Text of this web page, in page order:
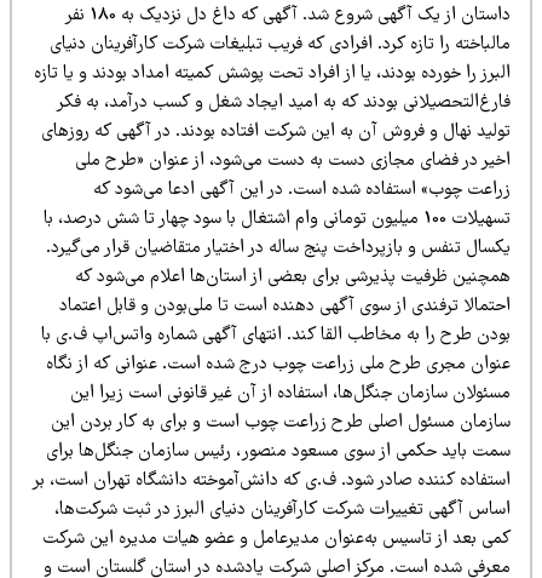
داستان از یک آگهی شروع شد. آگهی که داغ دل نزدیک به 180 نفر
را تازه کرد. افرادی که فریب تبلیغات شرکت کارآفرینان دنیای
را خورده بودند، یا از افراد تحت پوشش کمیته امداد بودند و یا تازه
بودند که به امید ایجاد شغل و کسب درآمد، به فکر
نهال و فروش آن به این شرکت افتاده بودند. در آگهی که روزهای
در فضای مجازی دست به دست می‌شود، از عنوان «طرح ملی
چوب» استفاده شده است. در این آگهی ادعا می‌شود که
تسهیلات 100 میلیون تومانی وام اشتغال با سود چهار تا شش درصد، با
تنفس و بازپرداخت پنج ساله در اختیار متقاضیان قرار می‌گیرد.
ظرفیت پذیرشی برای بعضی از استان‌ها اعلام می‌شود که
ترفندی از سوی آگهی دهنده است تا ملی‌بودن و قابل اعتماد
طرح را به مخاطب القا کند. انتهای آگهی شماره واتس‌اپ ف.ی با
مجری طرح ملی زراعت چوب درج شده است. عنوانی که از نگاه
سازمان جنگل‌ها، استفاده از آن غیر قانونی است زیرا این
مسئول اصلی طرح زراعت چوب است و برای به کار بردن این
باید حکمی از سوی مسعود منصور، رئیس سازمان جنگل‌ها برای
کننده صادر شود. ف.ی که دانش‌آموخته دانشگاه تهران است، بر
آگهی‌ تغییرات شرکت کارآفرینان دنیای البرز در ثبت شرکت‌ها،
بعد از تاسیس به‌عنوان مدیرعامل و عضو هیات مدیره این شرکت
شده است. مرکز اصلی شرکت یادشده در استان گلستان است و